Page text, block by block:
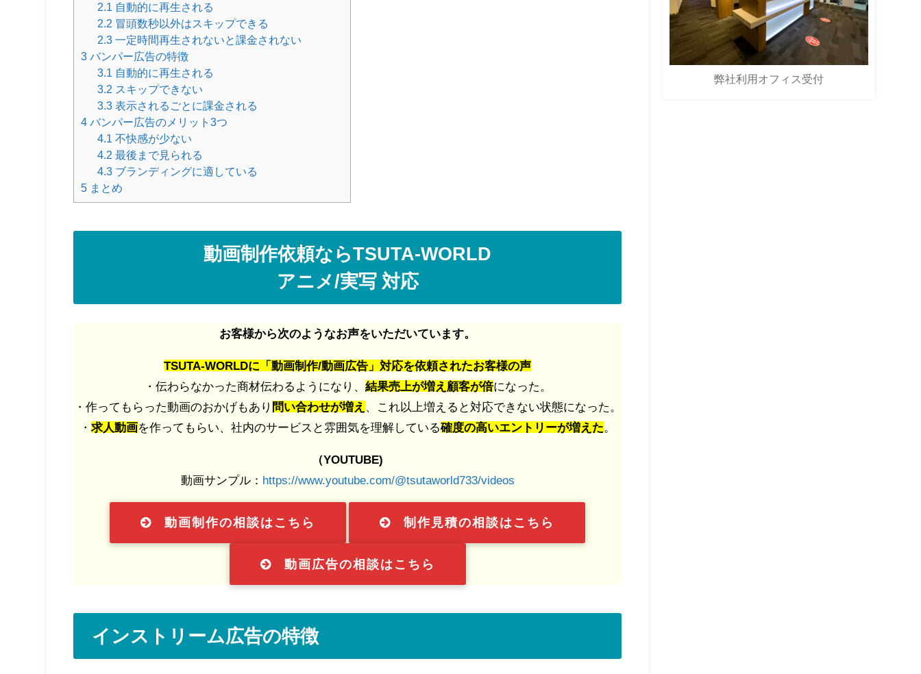
2.1 自動的に再生される
2.2 冒頭数秒以外はスキップできる
2.3 一定時間再生されないと課金されない
3 バンパー広告の特徴
3.1 自動的に再生される
3.2 スキップできない
3.3 表示されるごとに課金される
4 バンパー広告のメリット3つ
4.1 不快感が少ない
4.2 最後まで見られる
4.3 ブランディングに適している
5 まとめ
動画制作依頼ならTSUTA-WORLD
アニメ/実写 対応
お客様から次のようなお声をいただいています。
TSUTA-WORLDに「動画制作/動画広告」対応を依頼されたお客様の声
・伝わらなかった商材伝わるようになり、 結果売上が増え顧客が倍になった。
・作ってもらった動画のおかげもあり 問い合わせが増え
、これ以上増えると対応できない状態になった。
・ 求人動画を作ってもらい、社内のサービスと雰囲気を理解している確度の高いエントリーが増えた
（YOUTUBE)
動画サンプル： https://www.youtube.com/@tsutaworld733/videos
動画制作の相談はこちら 制作見積の相談はこちら
動画広告の相談はこちら
インストリーム広告の特徴
弊社利用オフィス受付